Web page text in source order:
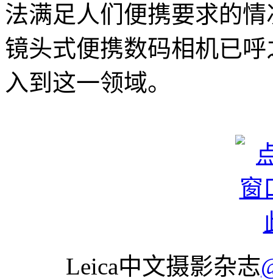
法满足人们便携要求的
镜头式便携数码相机已
入到这一领域。
Leica中文摄影杂志